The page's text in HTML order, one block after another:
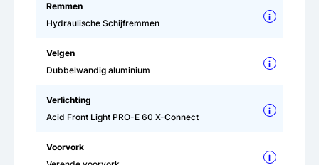
Remmen
Hydraulische Schijfremmen
i
Velgen
Dubbelwandig aluminium
i
Verlichting
Acid Front Light PRO-E 60 X-Connect
i
Voorvork
i